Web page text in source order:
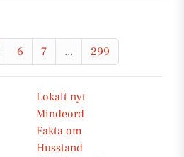
6 7 ... 299
Lokalt nyt
Mindeord
Fakta om
Husstand